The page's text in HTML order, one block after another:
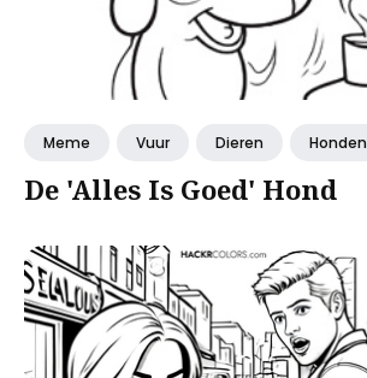
Meme Vuur Dieren Honden
De 'Alles Is Goed' Hond